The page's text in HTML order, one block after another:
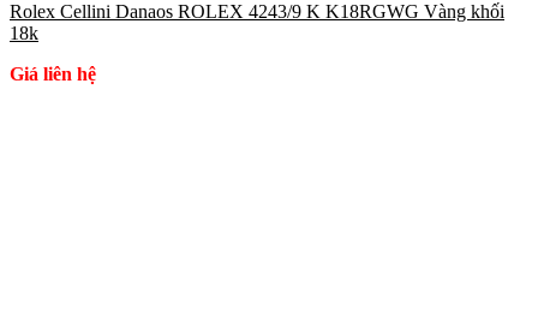
Rolex Cellini Danaos ROLEX 4243/9 K K18RGWG Vàng khối
18k
Giá liên hệ